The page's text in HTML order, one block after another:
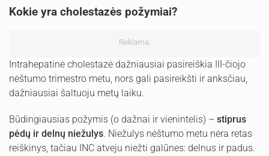
Kokie yra cholestazės požymiai?
Reklama:
Intrahepatinė cholestazė dažniausiai pasireiškia III-čiojo
nėštumo trimestro metu, nors gali pasireikšti ir anksčiau,
dažniausiai šaltuoju metų laiku.
Būdingiausias požymis (o dažnai ir vienintelis) – stiprus
pėdų ir delnų niežulys. Niežulys nėštumo metu nėra retas
reiškinys, tačiau INC atveju niežti galūnes: delnus ir padus.